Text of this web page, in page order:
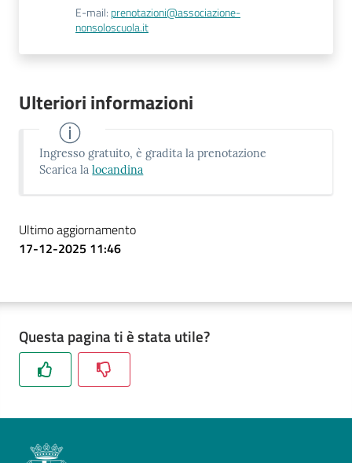
E-mail: prenotazioni@associazione-
nonsoloscuola.it
Ulteriori informazioni
Ingresso gratuito, è gradita la prenotazione
Scarica lalocandina
Ultimo aggiornamento
17-12-2025 11:46
Questa pagina ti è stata utile?